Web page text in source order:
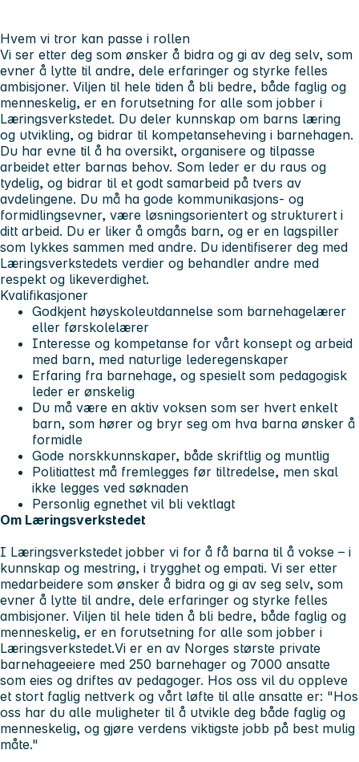
Hvem vi tror kan passe i rollen
Vi ser etter deg som ønsker å bidra og gi av deg selv, som
evner å lytte til andre, dele erfaringer og styrke felles
ambisjoner. Viljen til hele tiden å bli bedre, både faglig og
menneskelig, er en forutsetning for alle som jobber i
Læringsverkstedet. Du deler kunnskap om barns læring
og utvikling, og bidrar til kompetanseheving i barnehagen.
Du har evne til å ha oversikt, organisere og tilpasse
arbeidet etter barnas behov. Som leder er du raus og
tydelig, og bidrar til et godt samarbeid på tvers av
avdelingene. Du må ha gode kommunikasjons- og
formidlingsevner, være løsningsorientert og strukturert i
ditt arbeid. Du er liker å omgås barn, og er en lagspiller
som lykkes sammen med andre. Du identifiserer deg med
Læringsverkstedets verdier og behandler andre med
respekt og likeverdighet.
Kvalifikasjoner
Godkjent høyskoleutdannelse som barnehagelærer
eller førskolelærer
Interesse og kompetanse for vårt konsept og arbeid
med barn, med naturlige lederegenskaper
Erfaring fra barnehage, og spesielt som pedagogisk
leder er ønskelig
Du må være en aktiv voksen som ser hvert enkelt
barn, som hører og bryr seg om hva barna ønsker å
formidle
Gode norskkunnskaper, både skriftlig og muntlig
Politiattest må fremlegges før tiltredelse, men skal
ikke legges ved søknaden
Personlig egnethet vil bli vektlagt
Om Læringsverkstedet
I Læringsverkstedet jobber vi for å få barna til å vokse – i
kunnskap og mestring, i trygghet og empati. Vi ser etter
medarbeidere som ønsker å bidra og gi av seg selv, som
evner å lytte til andre, dele erfaringer og styrke felles
ambisjoner. Viljen til hele tiden å bli bedre, både faglig og
menneskelig, er en forutsetning for alle som jobber i
Læringsverkstedet.Vi er en av Norges største private
barnehageeiere med 250 barnehager og 7000 ansatte
som eies og driftes av pedagoger. Hos oss vil du oppleve
et stort faglig nettverk og vårt løfte til alle ansatte er: "Hos
oss har du alle muligheter til å utvikle deg både faglig og
menneskelig, og gjøre verdens viktigste jobb på best mulig
måte."